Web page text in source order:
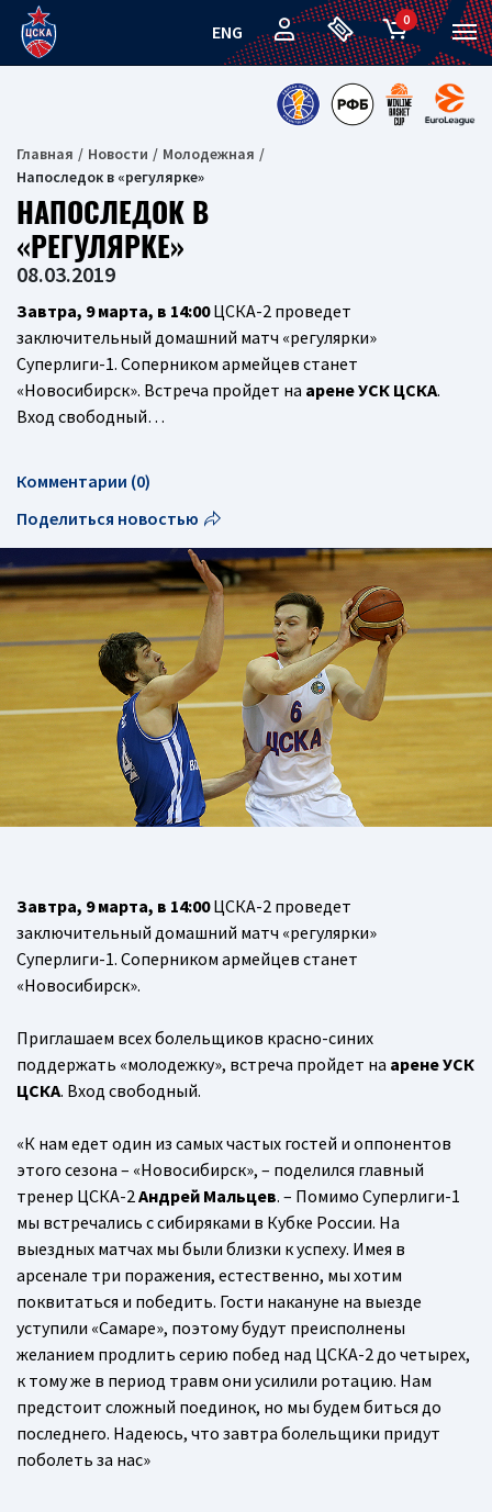
ENG
0
Главная Новости
Молодежная
Напоследок в «регулярке»
НАПОСЛЕДОК В
«РЕГУЛЯРКЕ»
08.03.2019
Завтра, 9 марта, в 14:00ЦСКА-2 проведет
заключительный домашний матч «регулярки»
Суперлиги-1. Соперником армейцев станет
«Новосибирск». Встреча пройдет на арене УСК ЦСКА.
Вход свободный…
Комментарии (0)
Поделиться новостью
Завтра, 9 марта, в 14:00ЦСКА-2 проведет
заключительный домашний матч «регулярки»
Суперлиги-1. Соперником армейцев станет
«Новосибирск».
Приглашаем всех болельщиков красно-синих
поддержать «молодежку», встреча пройдет на арене УСК
ЦСКА. Вход свободный.
«К нам едет один из самых частых гостей и оппонентов
этого сезона – «Новосибирск», – поделился главный
тренер ЦСКА-2Андрей Мальцев. – Помимо Суперлиги-1
мы встречались с сибиряками в Кубке России. На
выездных матчах мы были близки к успеху. Имея в
арсенале три поражения, естественно, мы хотим
поквитаться и победить. Гости накануне на выезде
уступили «Самаре», поэтому будут преисполнены
желанием продлить серию побед над ЦСКА-2 до четырех,
к тому же в период травм они усилили ротацию. Нам
предстоит сложный поединок, но мы будем биться до
последнего. Надеюсь, что завтра болельщики придут
поболеть за нас»